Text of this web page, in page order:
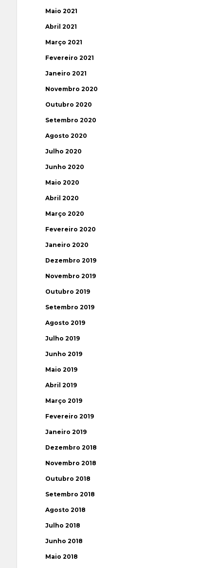
Maio 2021
Abril 2021
Março 2021
Fevereiro 2021
Janeiro 2021
Novembro 2020
Outubro 2020
Setembro 2020
Agosto 2020
Julho 2020
Junho 2020
Maio 2020
Abril 2020
Março 2020
Fevereiro 2020
Janeiro 2020
Dezembro 2019
Novembro 2019
Outubro 2019
Setembro 2019
Agosto 2019
Julho 2019
Junho 2019
Maio 2019
Abril 2019
Março 2019
Fevereiro 2019
Janeiro 2019
Dezembro 2018
Novembro 2018
Outubro 2018
Setembro 2018
Agosto 2018
Julho 2018
Junho 2018
Maio 2018